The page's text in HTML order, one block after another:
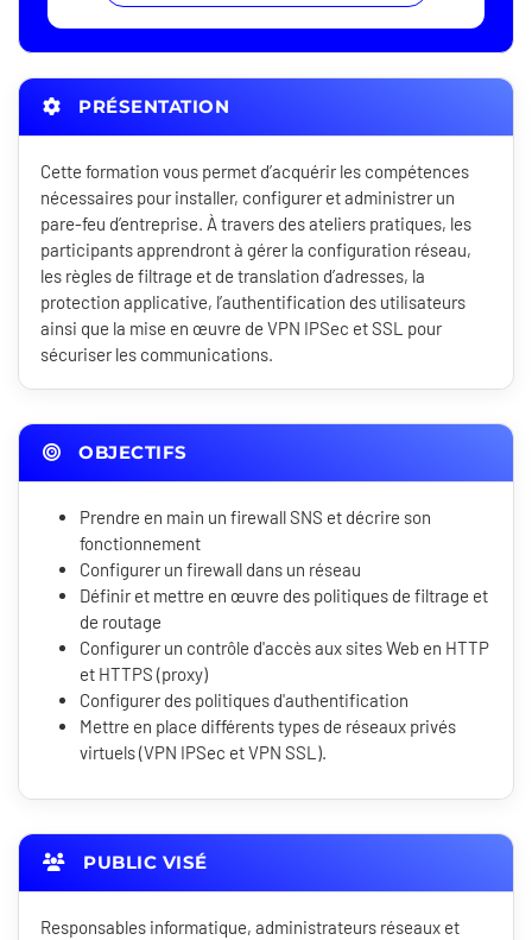
PRÉSENTATION
Cette formation vous permet d’acquérir les compétences
nécessaires pour installer, configurer et administrer un
pare-feu d’entreprise. À travers des ateliers pratiques, les
participants apprendront à gérer la configuration réseau,
les règles de filtrage et de translation d’adresses, la
protection applicative, l’authentification des utilisateurs
ainsi que la mise en œuvre de VPN IPSec et SSL pour
sécuriser les communications.
OBJECTIFS
Prendre en main un firewall SNS et décrire son
fonctionnement
Configurer un firewall dans un réseau
Définir et mettre en œuvre des politiques de filtrage et
de routage
Configurer un contrôle d'accès aux sites Web en HTTP
et HTTPS (proxy)
Configurer des politiques d'authentification
Mettre en place différents types de réseaux privés
virtuels (VPN IPSec et VPN SSL).
PUBLIC VISÉ
Responsables informatique, administrateurs réseaux et